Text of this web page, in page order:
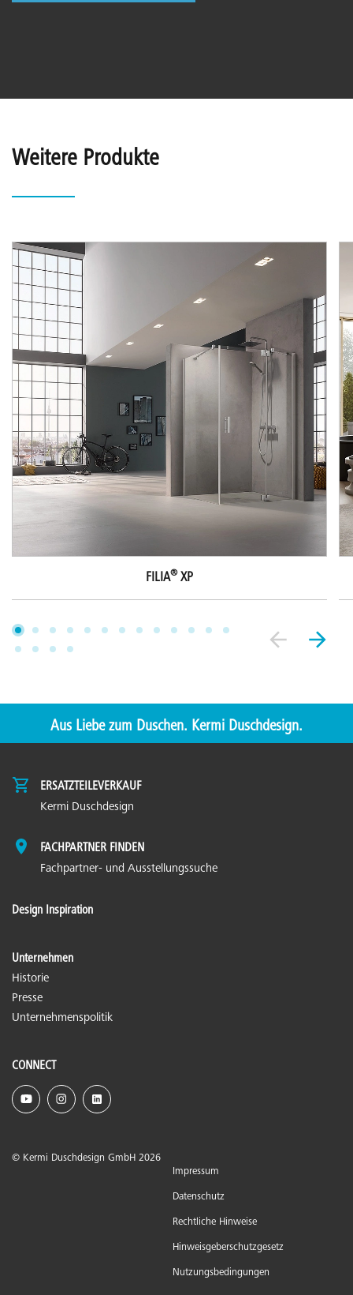
Weitere Produkte
FILIA®XP
Aus Liebe zum Duschen. Kermi Duschdesign.
ERSATZTEILEVERKAUF
Kermi Duschdesign
FACHPARTNER FINDEN
Fachpartner- und Ausstellungssuche
Design Inspiration
Unternehmen
Historie
Presse
Unternehmenspolitik
CONNECT
© Kermi Duschdesign GmbH 2026
Impressum
Datenschutz
Rechtliche Hinweise
Hinweisgeberschutzgesetz
Nutzungsbedingungen